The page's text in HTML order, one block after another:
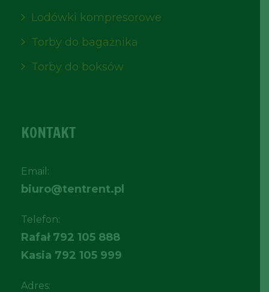
Lodówki kompresorowe
Torby do bagażnika
Torby do boksów
KONTAKT
Email:
biuro@tentrent.pl
Telefon:
Rafał 792 105 888
Kasia 792 105 999
Adres: